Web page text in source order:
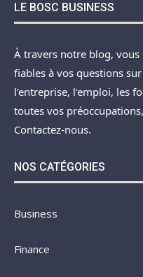
LE BOSC BUSINESS
À travers notre blog,
fiables à vos questions
l’entreprise, l’emploi, les
toutes vos
Contactez-nous.
NOS CATÉGORIES
Business
Finance